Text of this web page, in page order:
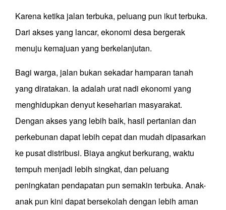
Karena ketika jalan terbuka, peluang pun ikut terbuka.
Dari akses yang lancar, ekonomi desa bergerak
menuju kemajuan yang berkelanjutan.
Bagi warga, jalan bukan sekadar hamparan tanah
yang diratakan. Ia adalah urat nadi ekonomi yang
menghidupkan denyut keseharian masyarakat.
Dengan akses yang lebih baik, hasil pertanian dan
perkebunan dapat lebih cepat dan mudah dipasarkan
ke pusat distribusi. Biaya angkut berkurang, waktu
tempuh menjadi lebih singkat, dan peluang
peningkatan pendapatan pun semakin terbuka. Anak-
anak pun kini dapat bersekolah dengan lebih aman